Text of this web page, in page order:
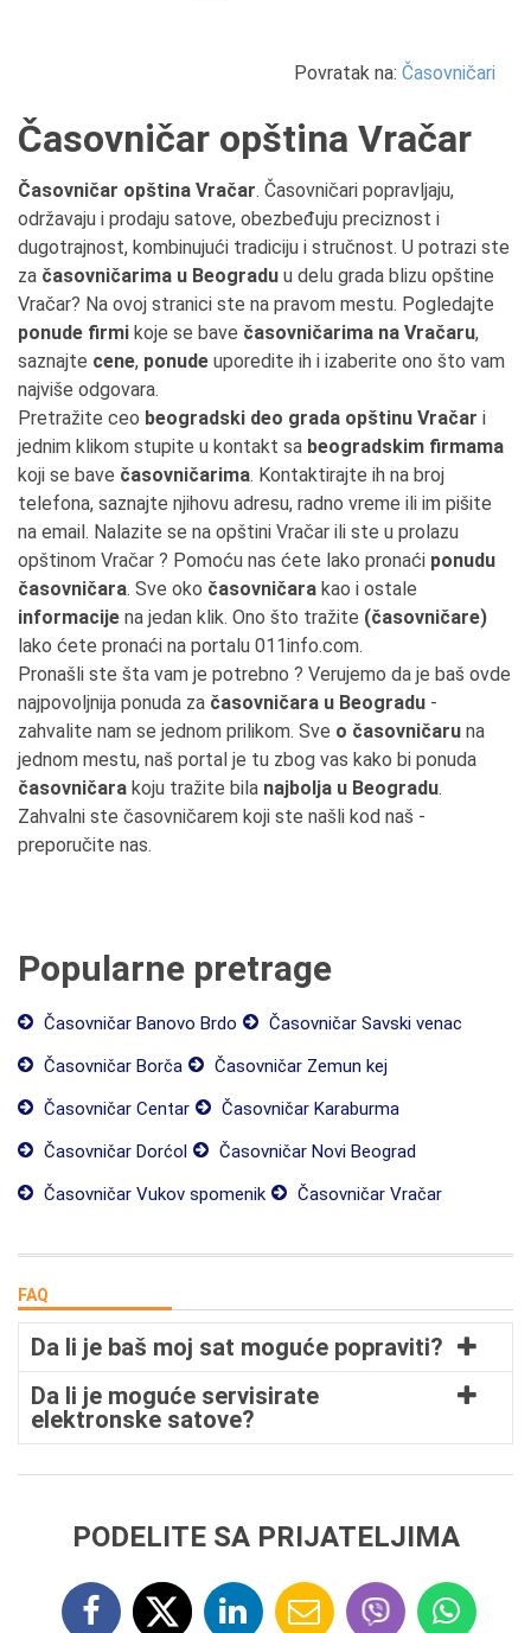
Povratak na: Časovničari
Časovničar opština Vračar
Časovničar opština Vračar. Časovničari popravljaju,
održavaju i prodaju satove, obezbeđuju preciznost i
dugotrajnost, kombinujući tradiciju i stručnost. U potrazi ste
za časovničarima u Beogradu u delu grada blizu opštine
Vračar? Na ovoj stranici ste na pravom mestu. Pogledajte
ponude firmi koje se bave časovničarima na Vračaru,
saznajte cene, ponude uporedite ih i izaberite ono što vam
najviše odgovara.
Pretražite ceo beogradski deo grada opštinu Vračar i
jednim klikom stupite u kontakt sa beogradskim firmama
koji se bave časovničarima. Kontaktirajte ih na broj
telefona, saznajte njihovu adresu, radno vreme ili im pišite
na email. Nalazite se na opštini Vračar ili ste u prolazu
opštinom Vračar ? Pomoću nas ćete lako pronaći ponudu
časovničara. Sve oko časovničara kao i ostale
informacije na jedan klik. Ono što tražite (časovničare)
lako ćete pronaći na portalu 011info.com.
Pronašli ste šta vam je potrebno ? Verujemo da je baš ovde
najpovoljnija ponuda za časovničara u Beogradu -
zahvalite nam se jednom prilikom. Sve o časovničaru na
jednom mestu, naš portal je tu zbog vas kako bi ponuda
časovničara koju tražite bila najbolja u Beogradu.
Zahvalni ste časovničarem koji ste našli kod naš -
preporučite nas.
Popularne pretrage
Časovničar Banovo Brdo
Časovničar Savski venac
Časovničar Borča
Časovničar Zemun kej
Časovničar Centar
Časovničar Karaburma
Časovničar Dorćol
Časovničar Novi Beograd
Časovničar Vukov spomenik
Časovničar Vračar
FAQ
Da li je baš moj sat moguće popraviti?
Da li je moguće servisirate
elektronske satove?
PODELITE SA PRIJATELJIMA